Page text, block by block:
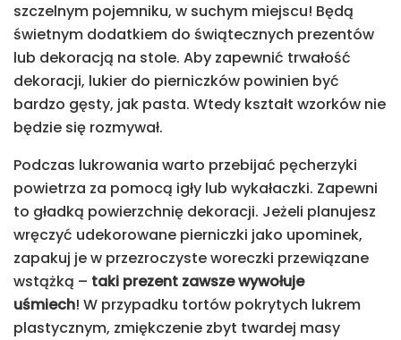
szczelnym pojemniku, w suchym miejscu! Będą
świetnym dodatkiem do świątecznych prezentów
lub dekoracją na stole. Aby zapewnić trwałość
dekoracji, lukier do pierniczków powinien być
bardzo gęsty, jak pasta. Wtedy kształt wzorków nie
będzie się rozmywał.
Podczas lukrowania warto przebijać pęcherzyki
powietrza za pomocą igły lub wykałaczki. Zapewni
to gładką powierzchnię dekoracji. Jeżeli planujesz
wręczyć udekorowane pierniczki jako upominek,
zapakuj je w przezroczyste woreczki przewiązane
wstążką – taki prezent zawsze wywołuje
uśmiech! W przypadku tortów pokrytych lukrem
plastycznym, zmiękczenie zbyt twardej masy